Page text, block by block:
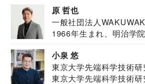
原 哲也
一般社団法人
JAPAN代表・言語聴覚
1966年生まれ、明治学
小泉 悠
東京大学先端科学技術
東京大学先端科学技術